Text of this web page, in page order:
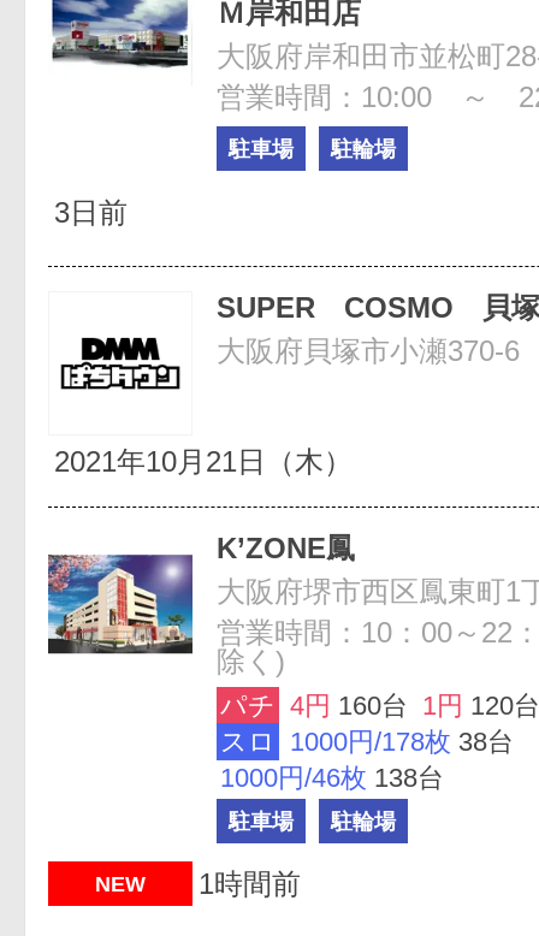
Ｍ岸和田店
大阪府岸和田市並松町
営業時間：10:00 ～
駐車場 駐輪場
3日前
SUPER COSMO 貝
大阪府貝塚市小瀬370-6
2021年10月21日（木）
K’ZONE鳳
大阪府堺市西区鳳東町1
営業時間：10：00～22
除く)
パチ 4円 160台 1円 120台
スロ
1000円/178枚 38台
1000円/46枚 138台
駐車場 駐輪場
NEW 1時間前